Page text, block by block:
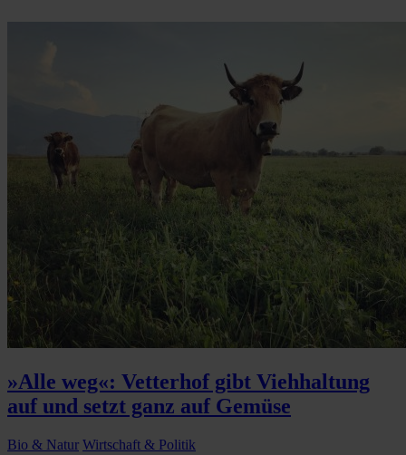
»Alle weg«: Vetterhof gibt Viehhaltung
auf und setzt ganz auf Gemüse
Bio & Natur Wirtschaft & Politik